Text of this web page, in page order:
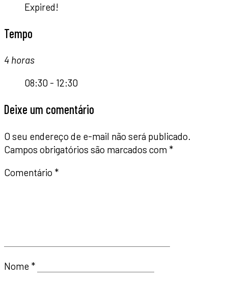
Expired!
Tempo
4 horas
08:30 - 12:30
Deixe um comentário
O seu endereço de e-mail não será publicado.
Campos obrigatórios são marcados com *
Comentário *
Nome *